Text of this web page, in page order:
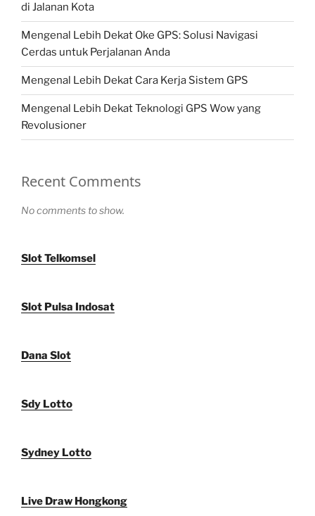
di Jalanan Kota
Mengenal Lebih Dekat Oke GPS: Solusi Navigasi
Cerdas untuk Perjalanan Anda
Mengenal Lebih Dekat Cara Kerja Sistem GPS
Mengenal Lebih Dekat Teknologi GPS Wow yang
Revolusioner
Recent Comments
No comments to show.
Slot Telkomsel
Slot Pulsa Indosat
Dana Slot
Sdy Lotto
Sydney Lotto
Live Draw Hongkong